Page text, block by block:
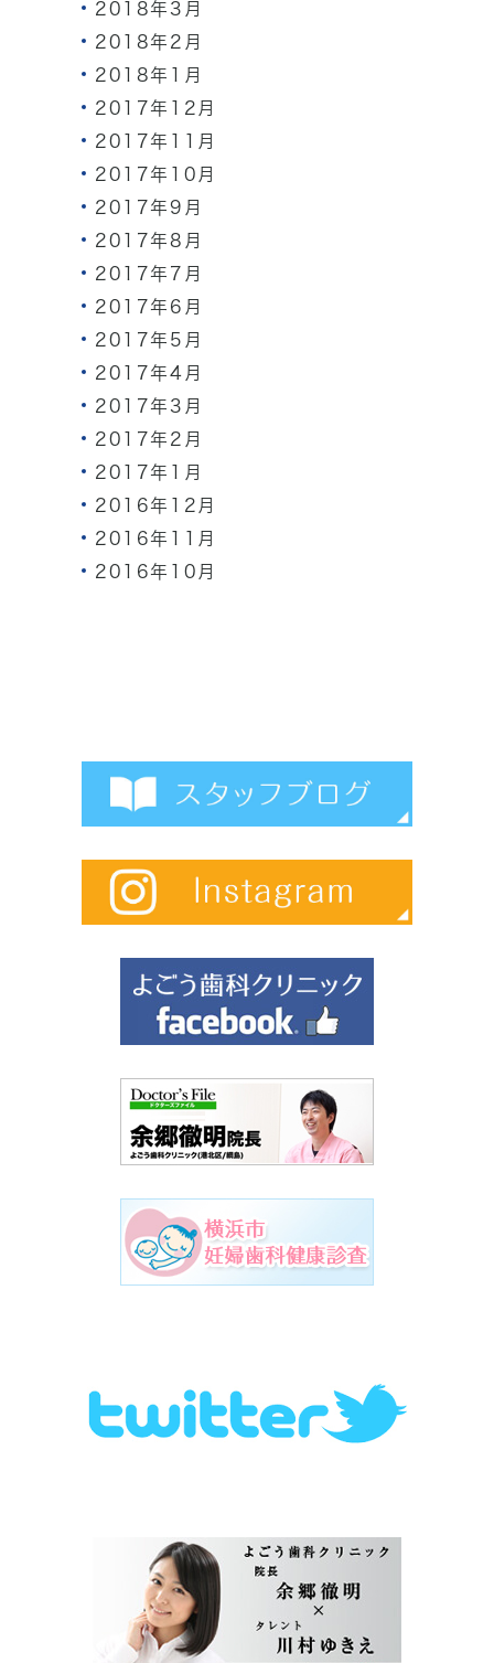
2018年3月
2018年2月
2018年1月
2017年12月
2017年11月
2017年10月
2017年9月
2017年8月
2017年7月
2017年6月
2017年5月
2017年4月
2017年3月
2017年2月
2017年1月
2016年12月
2016年11月
2016年10月